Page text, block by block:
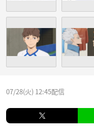
07/28(火) 12:45配信